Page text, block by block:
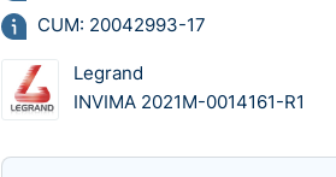
CUM: 20042993-17
Legrand
INVIMA 2021M-0014161-R1